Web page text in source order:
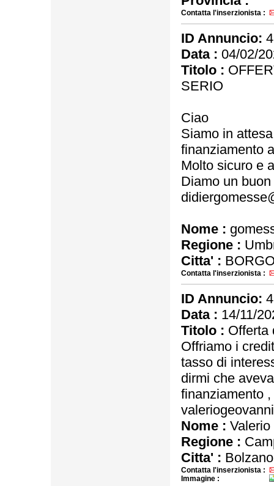
Contatta l'inserzionista :
ID Annuncio:
Data : 04/02/
Titolo :
SERIO
Ciao
Siamo in
finanziamento
Molto sicuro e
Diamo un
Nome :
Regione :
Citta' :
Contatta l'inserzionista :
ID Annuncio:
Data : 14/11/
Titolo : Offerta
Offriamo i
tasso di
dirmi che
finanziamento
Nome : Valerio
Regione :
Citta' :
Contatta l'inserzionista :
Immagine :